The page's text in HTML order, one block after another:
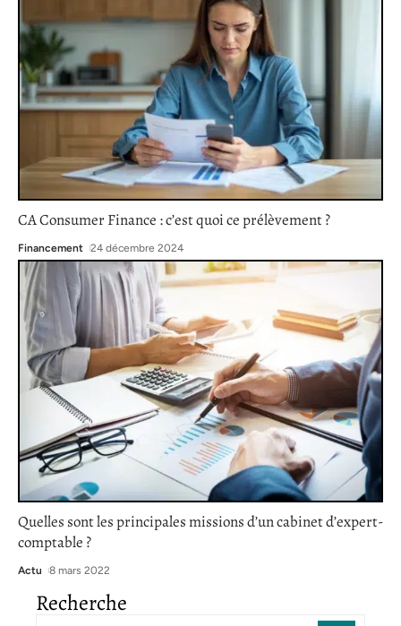
CA Consumer Finance : c’est quoi ce prélèvement ?
Financement 24 décembre 2024
Quelles sont les principales missions d’un cabinet d’expert-
comptable ?
Actu 8 mars 2022
Recherche